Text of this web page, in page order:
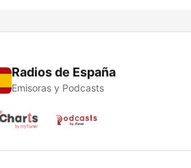
Radios de España
Emisoras y Podcasts